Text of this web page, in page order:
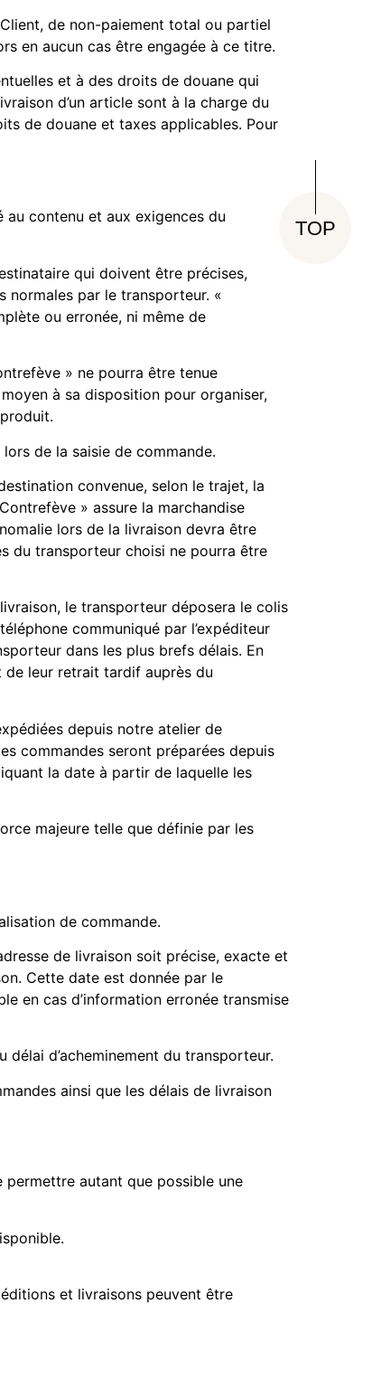
TOP
de non-paiement total ou partiel
en aucun cas être engagée à ce titre.
et à des droits de douane qui
d’un article sont à la charge du
de douane et taxes applicables. Pour
contenu et aux exigences du
qui doivent être précises,
par le transporteur. «
ou erronée, ni même de
» ne pourra être tenue
à sa disposition pour organiser,
de la saisie de commande.
convenue, selon le trajet, la
» assure la marchandise
lors de la livraison devra être
du transporteur choisi ne pourra être
le transporteur déposera le colis
communiqué par l’expéditeur
dans les plus brefs délais. En
de leur retrait tardif auprès du
depuis notre atelier de
commandes seront préparées depuis
la date à partir de laquelle les
majeure telle que définie par les
de commande.
de livraison soit précise, exacte et
Cette date est donnée par le
en cas d’information erronée transmise
d’acheminement du transporteur.
ainsi que les délais de livraison
autant que possible une
et livraisons peuvent être